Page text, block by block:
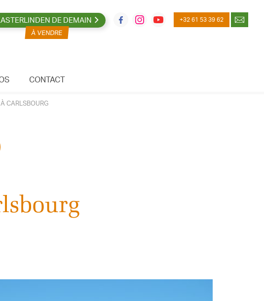
DE DEMAIN +32 61 53 39 62
CONTACT
CARLSBOURG